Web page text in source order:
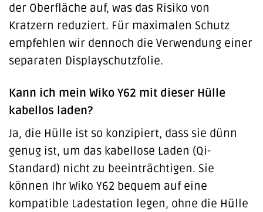
der Oberfläche auf, was das Risiko von
Kratzern reduziert. Für maximalen Schutz
empfehlen wir dennoch die Verwendung einer
separaten Displayschutzfolie.
Kann ich mein Wiko Y62 mit dieser Hülle
kabellos laden?
Ja, die Hülle ist so konzipiert, dass sie dünn
genug ist, um das kabellose Laden (Qi-
Standard) nicht zu beeinträchtigen. Sie
können Ihr Wiko Y62 bequem auf eine
kompatible Ladestation legen, ohne die Hülle